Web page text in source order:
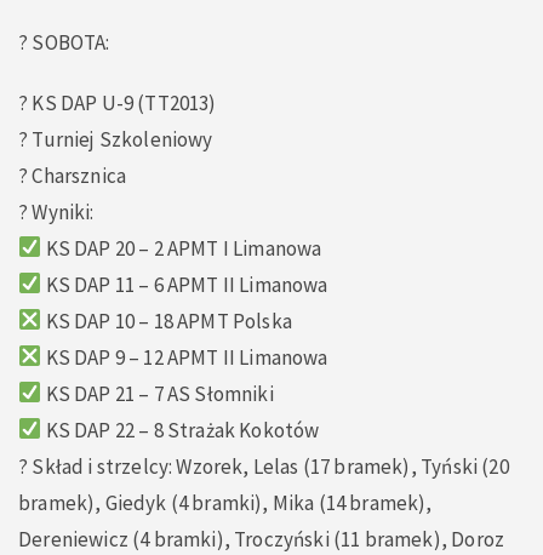
? SOBOTA:
? KS DAP U-9 (TT2013)
? Turniej Szkoleniowy
? Charsznica
? Wyniki:
KS DAP 20 – 2 APMT I Limanowa
KS DAP 11 – 6 APMT II Limanowa
KS DAP 10 – 18 APMT Polska
KS DAP 9 – 12 APMT II Limanowa
KS DAP 21 – 7 AS Słomniki
KS DAP 22 – 8 Strażak Kokotów
? Skład i strzelcy: Wzorek, Lelas (17 bramek), Tyński (20
bramek), Giedyk (4 bramki), Mika (14 bramek),
Dereniewicz (4 bramki), Troczyński (11 bramek), Doroz